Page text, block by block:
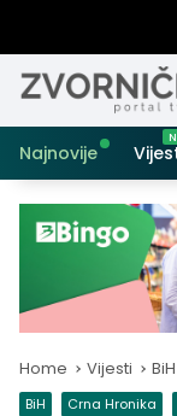
Najnovije
Home Vijesti BiH
BiH Crna Hronika